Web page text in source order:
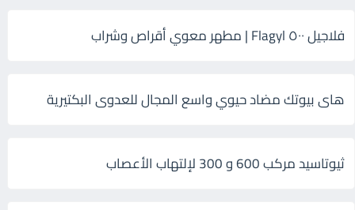
فلاجيل ٥٠٠ Flagyl | مطهر معوي أقراص وشراب
هاى بيوتك مضاد حيوي واسع المجال للعدوى البكتيرية
ثيوتاسيد مركب 600 و 300 لإلتهاب الأعصاب